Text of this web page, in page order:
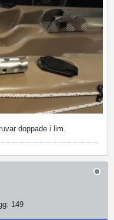
doppade i lim.
149